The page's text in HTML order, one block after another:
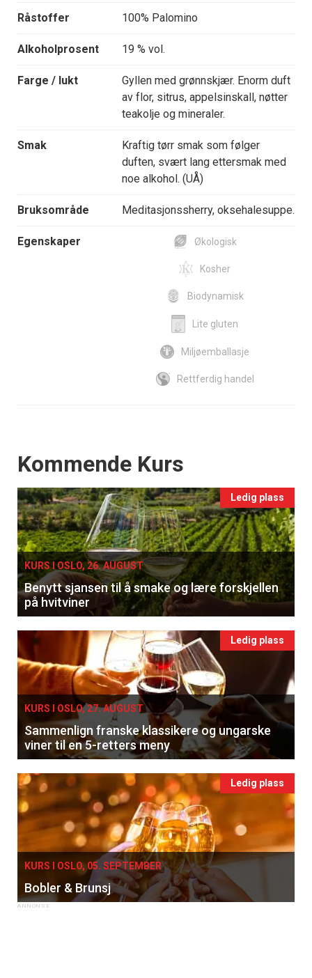
Råstoffer 100% Palomino
Alkoholprosent 19 % vol.
Farge / lukt
Gyllen med grønnskjær. Enorm duft
av flor, sitrus, appelsinskall, nøtter
teakolje og mineraler.
Smak
Kraftig tørr smak som følger
duften, svært lang ettersmak med
noe alkohol. (UÅ)
Bruksområde Meditasjonssherry, oksehalesuppe.
Egenskaper Økologisk
Kosher
Biodynamisk
Lite gluten
Miljøemballasje
Rettferdig handel
Events
Kommende Kurs
Ledig plass
KURS I OSLO, 26. AUGUST
Benytt sjansen til å smake og lære forskjellen
på hvitviner
Ledig plass
KURS I OSLO, 27. AUGUST
Sammenlign franske klassikere og ungarske
viner til en 5-retters meny
Ledig plass
KURS I OSLO, 05. SEPTEMBER
Bobler & Brunsj